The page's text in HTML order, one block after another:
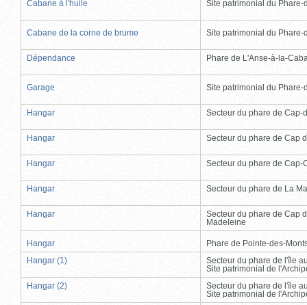
Cabane à l'huile Site patrimonial du Phare-
Cabane de la corne de brume Site patrimonial du Phare-
Dépendance Phare de L'Anse-à-la-
Garage Site patrimonial du Phare-
Hangar Secteur du phare de Cap-
Hangar Secteur du phare de Cap
Hangar Secteur du phare de Cap-
Hangar Secteur du phare de La
Hangar
Secteur du phare de Cap
Madeleine
Hangar
Phare de Pointe-des-
Hangar (1)
Secteur du phare de l'île
Site patrimonial de
Hangar (2)
Secteur du phare de l'île
Site patrimonial de